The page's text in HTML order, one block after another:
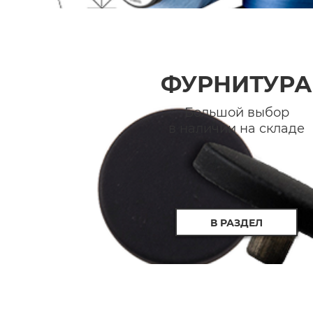
ФУРНИТУРА
Большой выбор
в наличии на складе
В РАЗДЕЛ